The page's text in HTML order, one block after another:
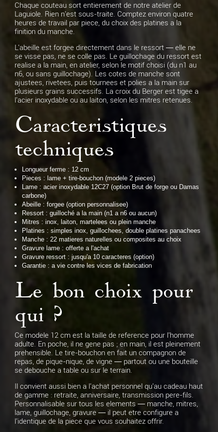
Chaque couteau sort entierement de notre atelier de
Laguiole. Rien n'est sous-traite. Comptez environ quatre
heures de travail par piece, du choix des platines a la
finition du manche.
L'abeille est forgee directement dans le ressort — elle ne
se visse pas, ne se colle pas. Le guillochage du ressort est
realise a la main, en atelier, selon le motif choisi (du n1 au
n6, ou sans guillochage). Les cotes de manche sont
ajustees, rivetees, puis tournees et polies a la main sur
plusieurs grains successifs. La croix du Berger est tigee a
l'acier inoxydable ou au laiton, selon les mitres retenues.
Caracteristiques
techniques
Longueur ferme : 12 cm
Pieces : lame + tire-bouchon (modele 2 pieces)
Lame : acier inoxydable 12C27 (option Brut de forge ou Damas
carbone)
Abeille : forgee (option personnalisee)
Ressort : guilloché a la main (n1 a n6 ou aucun)
Mitres : inox, laiton, martelees ou plein manche
Platines : simples inox, guillochees, double platines panachees
Manche : 22 matieres naturelles ou composites au choix
Gravure lame : offerte a l'achat
Gravure ressort : jusqu'a 10 caracteres (option)
Garantie : a vie contre les vices de fabrication
Le bon choix pour
qui ?
Ce modele 12 cm est la taille de reference pour l'homme
adulte. En poche, il ne gene pas ; en main, il est pleinement
prehensible. Le tire-bouchon en fait un compagnon de
repas, de pique-nique, de vigne — partout ou une bouteille
se debouche a table ou sur le terrain.
Il convient aussi bien a l'achat personnel qu'au cadeau haut
de gamme : retraite, anniversaire, transmission pere-fils.
Personnalisable sur tous les elements — manche, mitres,
lame, guillochage, gravure — il peut etre configure a
l'identique de la piece que vous souhaitez offrir.